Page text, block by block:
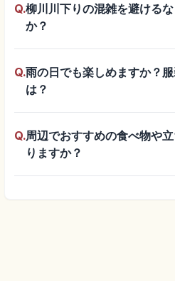
Q.柳川川下りの混雑を避ける
か？
Q.雨の日でも楽しめますか？
は？
Q.周辺でおすすめの食べ物や
りますか？